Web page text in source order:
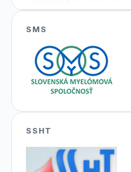
SMS
SSHT